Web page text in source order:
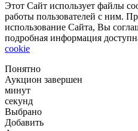
Этот Сайт использует файлы
работы пользователей с ним.
использование Сайта, Вы
подробная информация
cookie
Понятно
Аукцион завершен
минут
секунд
Выбрано
Добавить